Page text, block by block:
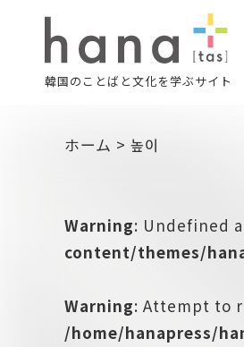
韓国のことばと文化を学ぶサイト
ホーム > 높이
Warning: Undefined
content/themes/
Warning: Attempt to
/home/hanapress/